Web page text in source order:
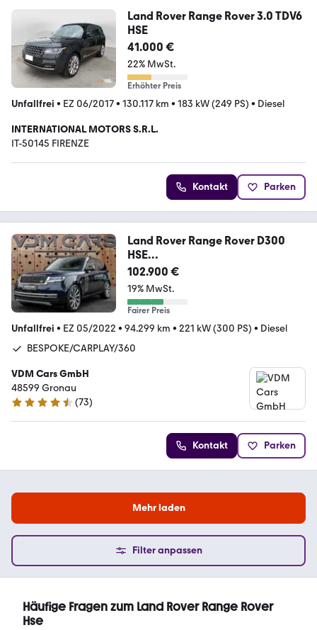
Land Rover Range Rover 3.0 TDV6
HSE
41.000 €
22% MwSt.
Erhöhter Preis
Unfallfrei • EZ 06/2017• 130.117 km • 183 kW (249 PS) • Diesel
INTERNATIONAL MOTORS S.R.L.
IT-50145 FIRENZE
Kontakt Parken
Land Rover Range Rover D300
HSE
*BESPOKE*CARPLAY*PANO*360*
102.900 €
19% MwSt.
Fairer Preis
Unfallfrei • EZ 05/2022 • 94.299 km • 221 kW (300 PS) • Diesel
BESPOKE/CARPLAY/360
VDM Cars GmbH
48599 Gronau
4.7 Sterne
(73)
Kontakt Parken
Mehr laden
Filter anpassen
Häufige Fragen zum Land Rover Range Rover
Hse